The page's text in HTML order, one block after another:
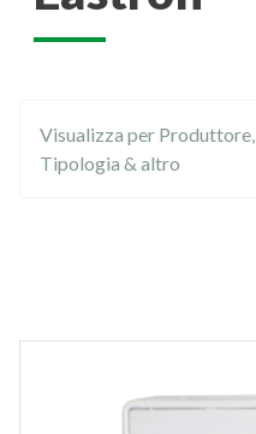
Visualizza per Produttore,
Tipologia & altro